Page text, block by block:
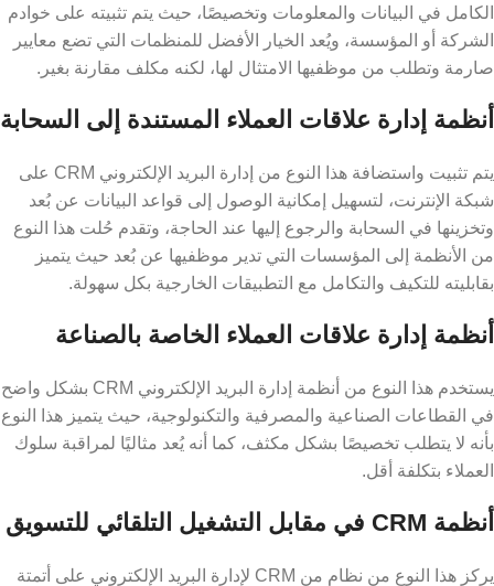
الكامل في البيانات والمعلومات وتخصيصًا، حيث يتم تثبيته على خوادم
الشركة أو المؤسسة، ويُعد الخيار الأفضل للمنظمات التي تضع معايير
صارمة وتطلب من موظفيها الامتثال لها، لكنه مكلف مقارنة بغير.
أنظمة إدارة علاقات العملاء المستندة إلى السحابة
يتم تثبيت واستضافة هذا النوع من إدارة البريد الإلكتروني CRM على
شبكة الإنترنت، لتسهيل إمكانية الوصول إلى قواعد البيانات عن بُعد
وتخزينها في السحابة والرجوع إليها عند الحاجة، وتقدم حُلت هذا النوع
من الأنظمة إلى المؤسسات التي تدير موظفيها عن بُعد حيث يتميز
بقابليته للتكيف والتكامل مع التطبيقات الخارجية بكل سهولة.
أنظمة إدارة علاقات العملاء الخاصة بالصناعة
يستخدم هذا النوع من أنظمة إدارة البريد الإلكتروني CRM بشكل واضح
في القطاعات الصناعية والمصرفية والتكنولوجية، حيث يتميز هذا النوع
بأنه لا يتطلب تخصيصًا بشكل مكثف، كما أنه يُعد مثاليًا لمراقبة سلوك
العملاء بتكلفة أقل.
أنظمة CRM في مقابل التشغيل التلقائي للتسويق
يركز هذا النوع من نظام من CRM لإدارة البريد الإلكتروني على أتمتة